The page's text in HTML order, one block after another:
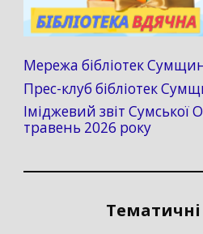
Мережа бібліотек
Прес-клуб бібліотек
Іміджевий звіт Сумської
травень 2026 року